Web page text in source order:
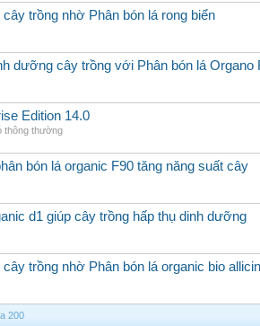
trồng nhờ Phân bón lá rong biển
dưỡng cây trồng với Phân bón lá Organo
Edition 14.0
thông thường
bón lá organic F90 tăng năng suất cây
d1 giúp cây trồng hấp thụ dinh dưỡng
trồng nhờ Phân bón lá organic bio allicin
200